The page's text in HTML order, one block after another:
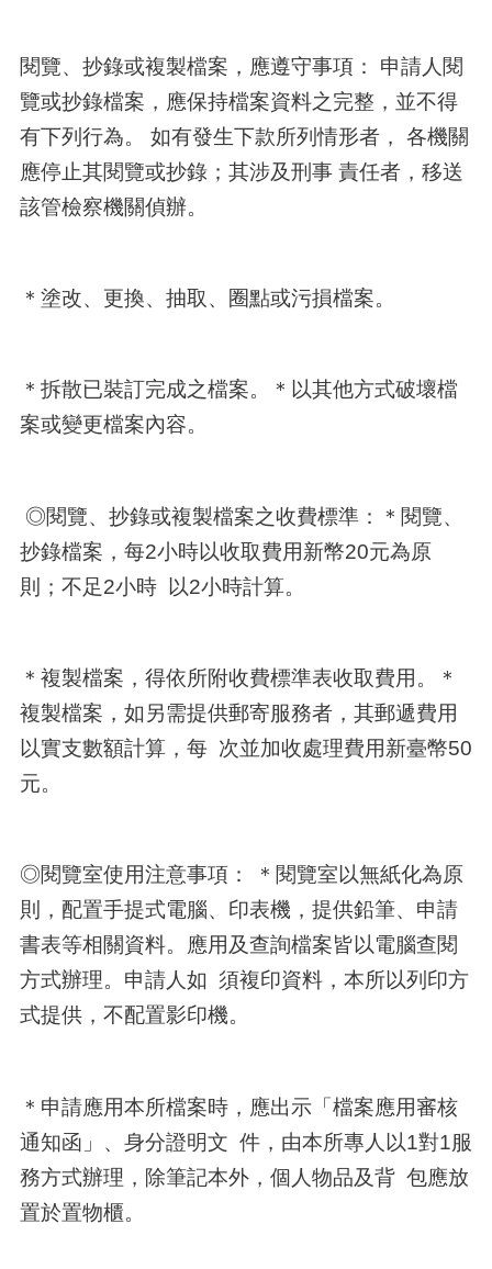
閱覽、抄錄或複製檔案，應遵守事項： 申請人閱
覽或抄錄檔案，應保持檔案資料之完整，並不得
有下列行為。 如有發生下款所列情形者， 各機關
應停止其閱覽或抄錄；其涉及刑事 責任者，移送
該管檢察機關偵辦。
＊塗改、更換、抽取、圈點或污損檔案。
＊拆散已裝訂完成之檔案。＊以其他方式破壞檔
案或變更檔案內容。
◎閱覽、抄錄或複製檔案之收費標準：＊閱覽、
抄錄檔案，每2小時以收取費用新幣20元為原
則；不足2小時 以2小時計算。
＊複製檔案，得依所附收費標準表收取費用。＊
複製檔案，如另需提供郵寄服務者，其郵遞費用
以實支數額計算，每 次並加收處理費用新臺幣50
元。
◎閱覽室使用注意事項： ＊閱覽室以無紙化為原
則，配置手提式電腦、印表機，提供鉛筆、申請
書表等相關資料。應用及查詢檔案皆以電腦查閱
方式辦理。申請人如 須複印資料，本所以列印方
式提供，不配置影印機。
＊申請應用本所檔案時，應出示「檔案應用審核
通知函」、身分證明文 件，由本所專人以1對1服
務方式辦理，除筆記本外，個人物品及背 包應放
置於置物櫃。